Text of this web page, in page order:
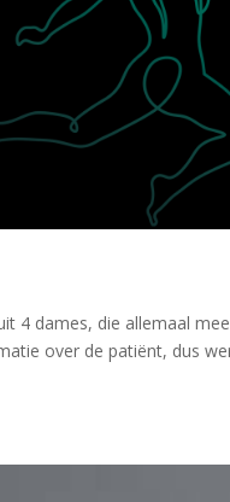
4 dames, die allemaal
over de patiënt, dus